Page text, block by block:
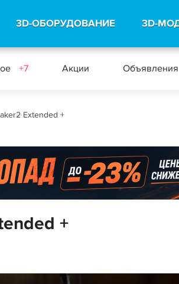
3D-ОБОРУДОВАНИЕ 3D-
+7 Акции Объявления
Extended +
+